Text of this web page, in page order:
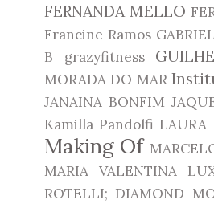
FERNANDA MELLO
Francine Ramos
B
grazyfitness
MORADA DO MAR
JANAINA BONFIM
Kamilla Pandolfi LAURA
Making Of
MARIA VALENTINA
ROTELLI; DIAMOND